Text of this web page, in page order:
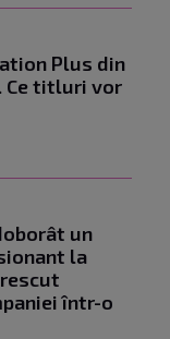
Plus din
Ce titluri vor
un
la
într-o